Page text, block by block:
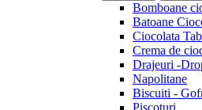
Bomboane
Batoane
Ciocolata
Crema de
Drajeuri -
Napolitane
Biscuiti -